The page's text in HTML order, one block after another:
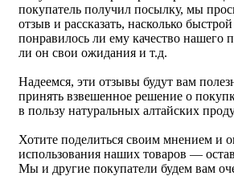
покупатель получил посылку, мы
отзыв и рассказать, насколько
понравилось ли ему качество нашего
ли он свои ожидания и т.д.
Надеемся, эти отзывы будут вам
принять взвешенное решение о
в пользу натуральных алтайских
Хотите поделиться своим мнением и
использования наших товаров —
Мы и другие покупатели будем вам